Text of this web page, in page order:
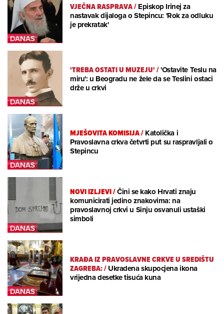
VJEČNA RASPRAVA/Episkop Irinej za
nastavak dijaloga o Stepincu: 'Rok za odluku
je prekratak'
'TREBA OSTATI U MUZEJU'/'Ostavite Teslu na
miru': u Beogradu ne žele da se Teslini ostaci
drže u crkvi
MJEŠOVITA KOMISIJA/Katolička i
Pravoslavna crkva četvrti put su raspravljali o
Stepincu
NOVI IZLJEVI/Čini se kako Hrvati znaju
komunicirati jedino znakovima: na
pravoslavnoj crkvi u Sinju osvanuli ustaški
simboli
KRAĐA IZ PRAVOSLAVNE CRKVE U SREDIŠTU
ZAGREBA:/Ukradena skupocjena ikona
vrijedna desetke tisuća kuna